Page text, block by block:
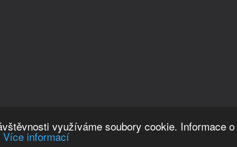
využíváme soubory cookie. Informace
Více informací
Nahoru